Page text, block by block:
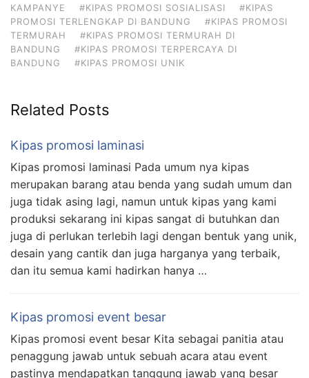
KAMPANYE
#KIPAS PROMOSI SOSIALISASI
#KIPAS
PROMOSI TERLENGKAP DI BANDUNG
#KIPAS PROMOSI
TERMURAH
#KIPAS PROMOSI TERMURAH DI
BANDUNG
#KIPAS PROMOSI TERPERCAYA DI
BANDUNG
#KIPAS PROMOSI UNIK
Related Posts
Kipas promosi laminasi
Kipas promosi laminasi Pada umum nya kipas
merupakan barang atau benda yang sudah umum dan
juga tidak asing lagi, namun untuk kipas yang kami
produksi sekarang ini kipas sangat di butuhkan dan
juga di perlukan terlebih lagi dengan bentuk yang unik,
desain yang cantik dan juga harganya yang terbaik,
dan itu semua kami hadirkan hanya …
Kipas promosi event besar
Kipas promosi event besar Kita sebagai panitia atau
penaggung jawab untuk sebuah acara atau event
pastinya mendapatkan tanggung jawab yang besar